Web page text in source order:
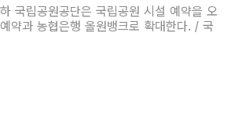
국립공원공단은 국립공원 시설 예약을 오
약과 농협은행 올원뱅크로 확대한다. / 국